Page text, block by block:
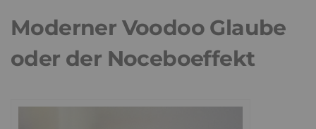
Moderner Voodoo Glaube
oder der Noceboeffekt